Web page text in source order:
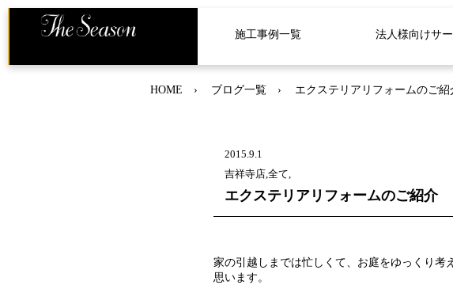
施工事例一覧 法人様向けサ
HOME ブログ一覧 エクステリアリフォームのご紹
2015.9.1
吉祥寺店,全て,
エクステリアリフォームのご紹介
家の引越しまでは忙しくて、お庭をゆっくり考
思います。